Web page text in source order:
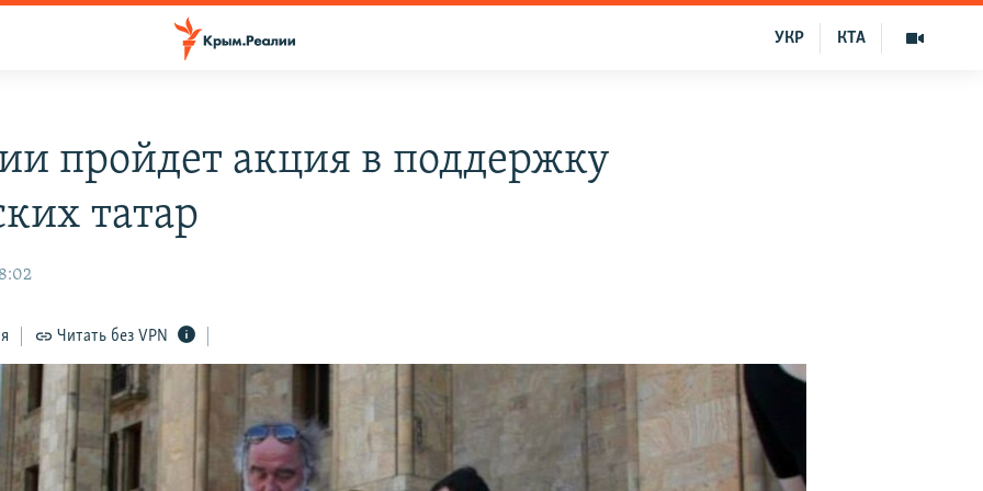
КТА
УКР
пройдет акция в поддержку
татар
Читать без VPN